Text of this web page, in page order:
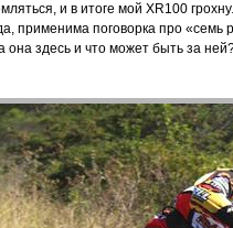
и в итоге мой XR100
применима поговорка про «семь
она здесь и что может быть за